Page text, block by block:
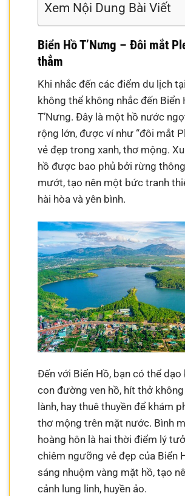
Xem Nội Dung Bài Viết
Biển Hồ T’Nưng – Đôi mắt
thẳm
Khi nhắc đến các điểm du lịch
không thể không nhắc đến Biển
T’Nưng. Đây là một hồ nước
rộng lớn, được ví như “đôi mắt
vẻ đẹp trong xanh, thơ mộng.
hồ được bao phủ bởi rừng
mướt, tạo nên một bức tranh
hài hòa và yên bình.
Đến với Biển Hồ, bạn có thể
con đường ven hồ, hít thở
lành, hay thuê thuyền để khám
thơ mộng trên mặt nước. Bình
hoàng hôn là hai thời điểm lý
chiêm ngưỡng vẻ đẹp của Biển
sáng nhuộm vàng mặt hồ, tạo
cảnh lung linh, huyền ảo.